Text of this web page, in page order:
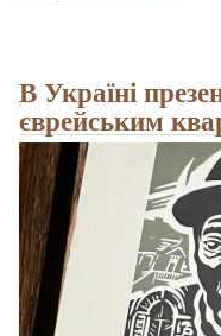
В Україні
єврейським